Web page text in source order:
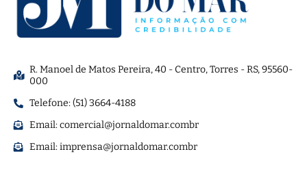
R. Manoel de Matos Pereira, 40 - Centro, Torres - RS, 95560-
000
Telefone: (51) 3664-4188
Email:comercial@jornaldomar.combr
Email:imprensa@jornaldomar.combr